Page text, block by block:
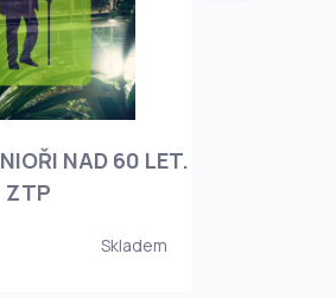
NAD 60 LET.
ZTP
Skladem